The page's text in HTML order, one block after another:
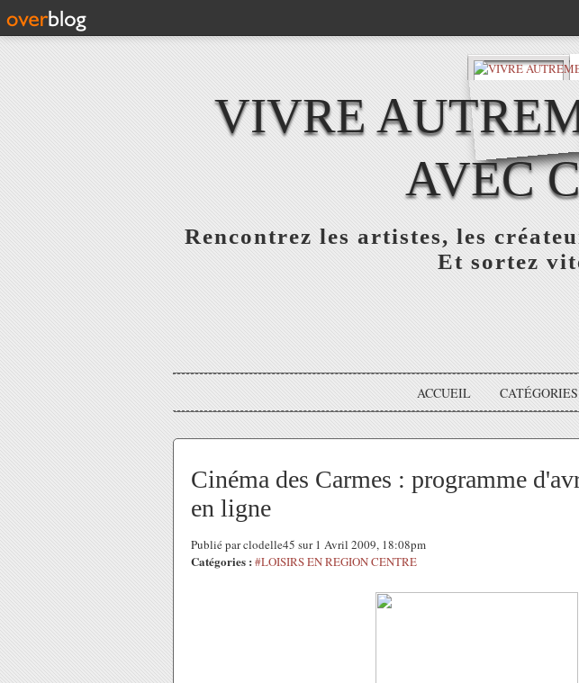
VIVRE
AVEC
Rencontrez les artistes, les
Et sortez
ACCUEIL CATÉGORIES
Cinéma des Carmes : programme
en ligne
Publié par clodelle45 sur 1 Avril 2009, 18:08pm
Catégories : #LOISIRS EN REGION CENTRE